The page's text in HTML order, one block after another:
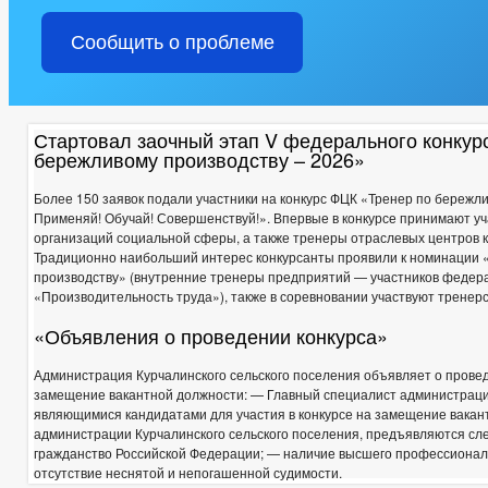
Сообщить о проблеме
Стартовал заочный этап V федерального
бережливому производству – 2026»
Более 150 заявок подали участники на конкурс ФЦК «Тренер по
Применяй! Обучай! Совершенствуй!». Впервые в конкурсе принимают
организаций социальной сферы, а также тренеры отраслевых центров
Традиционно наибольший интерес конкурсанты проявили к номинации
производству» (внутренние тренеры предприятий — участников
«Производительность труда»), также в соревновании участвуют
«Объявления о проведении конкурса»
Администрация Курчалинского сельского поселения объявляет о
замещение вакантной должности: — Главный специалист
являющимися кандидатами для участия в конкурсе на замещение
администрации Курчалинского сельского поселения, предъявляются
гражданство Российской Федерации; — наличие высшего
отсутствие неснятой и непогашенной судимости.